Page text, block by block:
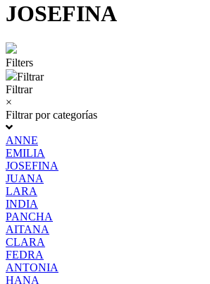
JOSEFINA
Filters
Filtrar
Filtrar
×
Filtrar por categorías
ANNE
EMILIA
JOSEFINA
JUANA
LARA
INDIA
PANCHA
AITANA
CLARA
FEDRA
ANTONIA
HANA